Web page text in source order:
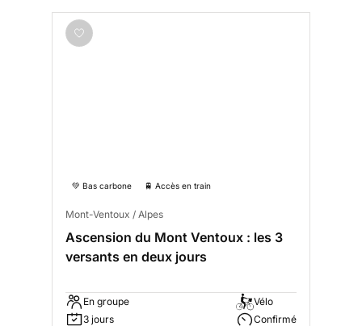
💚 Bas carbone 🚆 Accès en train
Mont-Ventoux / Alpes
Ascension du Mont Ventoux : les 3
versants en deux jours
En groupe
3 jours
Vélo
Confirmé